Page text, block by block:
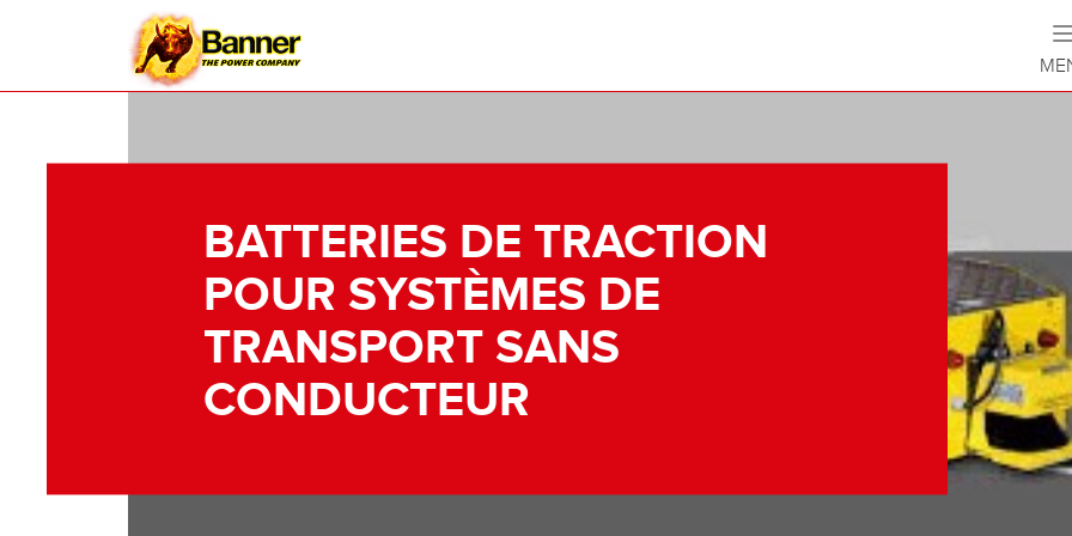
BATTERIES DE TRACTION
POUR SYSTÈMES DE
TRANSPORT SANS
CONDUCTEUR